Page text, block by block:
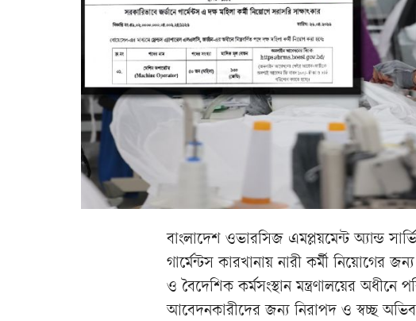
বাংলাদেশ ওভারসিজ এমপ্লয়মেন্ট অ্যান্ড
গার্মেন্টস কারখানায় নারী কর্মী নিয়োগের
ও বৈদেশিক কর্মসংস্থান মন্ত্রণালয়ের অধীনে
আবেদনকারীদের জন্য নিরাপদ ও স্বচ্ছ